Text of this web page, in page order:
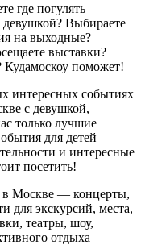
где погулять
девушкой? Выбираете
на выходные?
выставки?
Кудамоскоу поможет!
интересных событиях
с девушкой,
только лучшие
для детей
и интересные
посетить!
Москве — концерты,
для экскурсий, места,
театры, шоу,
отдыха